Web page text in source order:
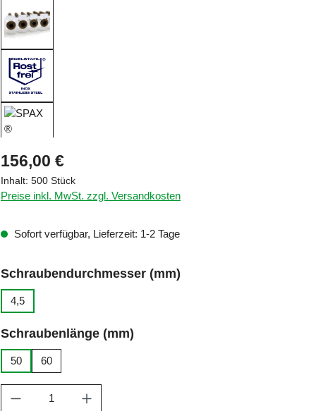
Regulärer Preis:
156,00 €
Inhalt: 500 Stück
Preise inkl. MwSt. zzgl. Versandkosten
Sofort verfügbar, Lieferzeit: 1-2 Tage
Schraubendurchmesser (mm)
4,5
Schraubenlänge (mm)
50 60
Produkt Anzahl: Gib den gewünschten Wert